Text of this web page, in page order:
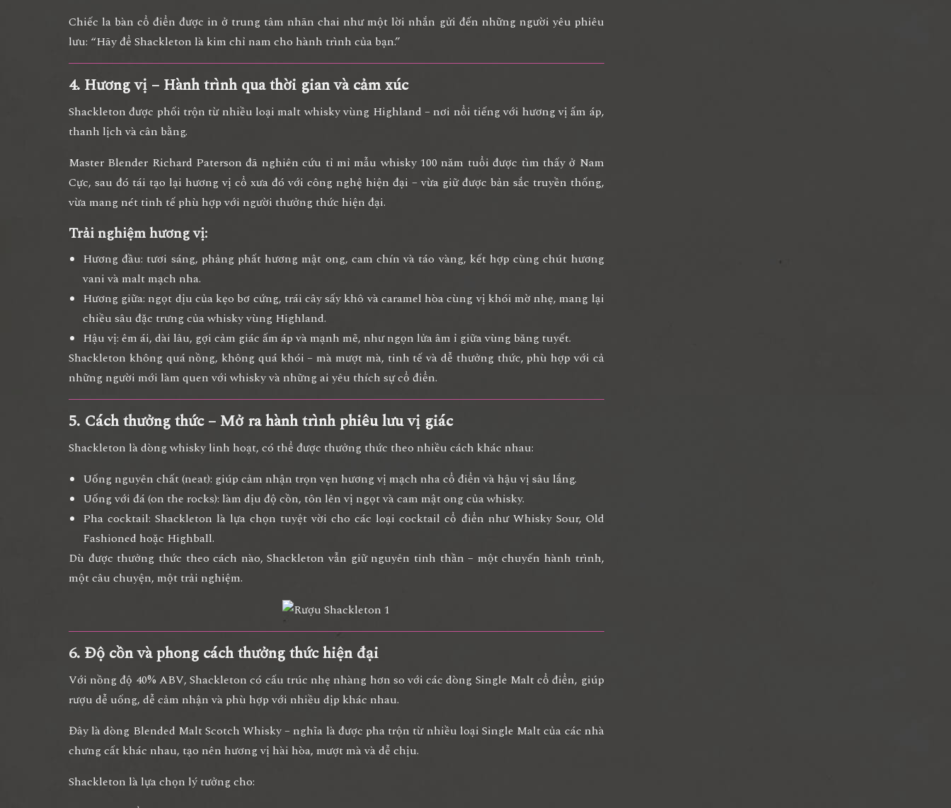
Chiếc la bàn cổ điển được in ở trung tâm nhãn chai như một lời nhắn gửi đến những người yêu phiêu
lưu: “Hãy để Shackleton là kim chỉ nam cho hành trình của bạn.”
4. Hương vị – Hành trình qua thời gian và cảm xúc
Shackleton được phối trộn từ nhiều loại malt whisky vùng Highland – nơi nổi tiếng với hương vị ấm áp,
thanh lịch và cân bằng.
Master Blender Richard Paterson đã nghiên cứu tỉ mỉ mẫu whisky 100 năm tuổi được tìm thấy ở Nam
Cực, sau đó tái tạo lại hương vị cổ xưa đó với công nghệ hiện đại – vừa giữ được bản sắc truyền thống,
vừa mang nét tinh tế phù hợp với người thưởng thức hiện đại.
Trải nghiệm hương vị:
Hương đầu: tươi sáng, phảng phất hương mật ong, cam chín và táo vàng, kết hợp cùng chút hương
vani và malt mạch nha.
Hương giữa: ngọt dịu của kẹo bơ cứng, trái cây sấy khô và caramel hòa cùng vị khói mờ nhẹ, mang lại
chiều sâu đặc trưng của whisky vùng Highland.
Hậu vị: êm ái, dài lâu, gợi cảm giác ấm áp và mạnh mẽ, như ngọn lửa âm ỉ giữa vùng băng tuyết.
Shackleton không quá nồng, không quá khói – mà mượt mà, tinh tế và dễ thưởng thức, phù hợp với cả
những người mới làm quen với whisky và những ai yêu thích sự cổ điển.
5. Cách thưởng thức – Mở ra hành trình phiêu lưu vị giác
Shackleton là dòng whisky linh hoạt, có thể được thưởng thức theo nhiều cách khác nhau:
Uống nguyên chất (neat): giúp cảm nhận trọn vẹn hương vị mạch nha cổ điển và hậu vị sâu lắng.
Uống với đá (on the rocks): làm dịu độ cồn, tôn lên vị ngọt và cam mật ong của whisky.
Pha cocktail: Shackleton là lựa chọn tuyệt vời cho các loại cocktail cổ điển như Whisky Sour, Old
Fashioned hoặc Highball.
Dù được thưởng thức theo cách nào, Shackleton vẫn giữ nguyên tinh thần – một chuyến hành trình,
một câu chuyện, một trải nghiệm.
6. Độ cồn và phong cách thưởng thức hiện đại
Với nồng độ 40% ABV, Shackleton có cấu trúc nhẹ nhàng hơn so với các dòng Single Malt cổ điển, giúp
rượu dễ uống, dễ cảm nhận và phù hợp với nhiều dịp khác nhau.
Đây là dòng Blended Malt Scotch Whisky– nghĩa là được pha trộn từ nhiều loại Single Malt của các nhà
chưng cất khác nhau, tạo nên hương vị hài hòa, mượt mà và dễ chịu.
Shackleton là lựa chọn lý tưởng cho: